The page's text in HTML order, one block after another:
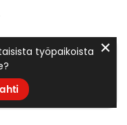
työpaikoista ✕